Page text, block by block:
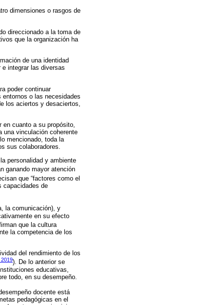
dimensiones o rasgos de
direccionado a la toma de
que la organización ha
de una identidad
integrar las diversas
poder continuar
o las necesidades
los aciertos y desaciertos,
cuanto a su propósito,
una vinculación coherente
mencionado, toda la
sus colaboradores.
personalidad y ambiente
ganando mayor atención
que “factores como el
capacidades de
la comunicación), y
en su efecto
que la cultura
la competencia de los
del rendimiento de los
, 2019). De lo anterior se
educativas,
todo, en su desempeño.
docente está
pedagógicas en el